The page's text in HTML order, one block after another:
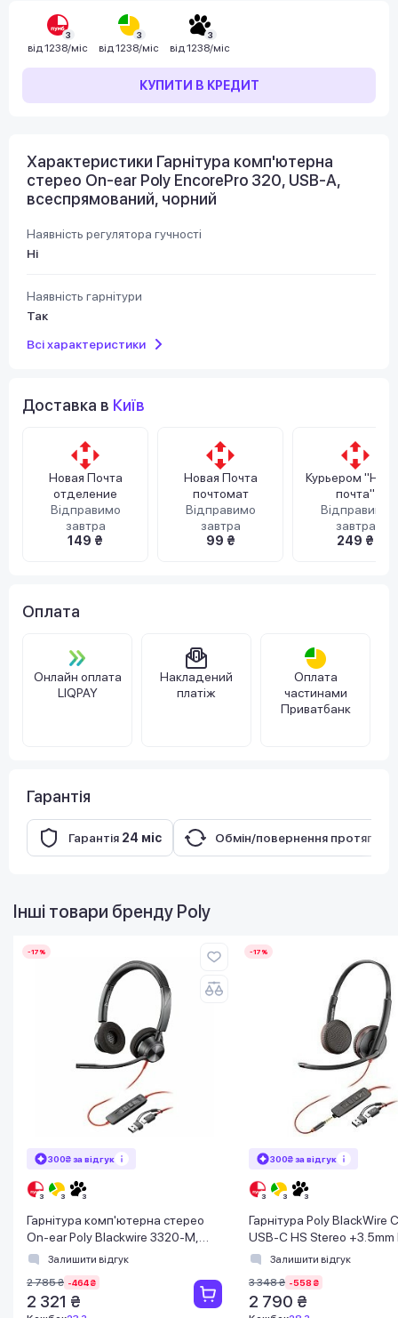
3
від1238/міс
3
від1238/міс
3
від1238/міс
КУПИТИ В КРЕДИТ
Характеристики Гарнітура комп'ютерна
стерео On-ear Poly EncorePro 320, USB-A,
всеспрямований, чорний
Наявність регулятора гучності
Ні
Наявність гарнітури
Так
Всі характеристики
Доставка в Київ
Новая Почта
отделение
Відправимо
завтра
149 ₴
Новая Почта
почтомат
Відправимо
завтра
99 ₴
Курьером
почта"
Відправимо
завтра
249 ₴
Оплата
Онлайн оплата
LIQPAY
Накладений
платіж
Оплата
частинами
Приватбанк
Гарантія
Гарантія 24 міс Обмін/повернення протягом
Інші товари бренду Poly
-17%
300₴ за відгук
Гарнітура комп'ютерна стерео
On-ear Poly Blackwire 3320-M,
USB-A, USB-C, всеспрямований,
Залишити відгук
2 785 ₴ -464 ₴
2 321 ₴
-17%
300₴ за відгук
Гарнітура Poly BlackWire
USB-C HS Stereo +3.5mm
+USB-C/A Adapter (Bulk)
Залишити відгук
3 348 ₴ -558 ₴
2 790 ₴